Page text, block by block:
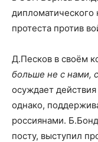
дипломатического
протеста против
Д.Песков в своём
больше не с нами,
осуждает
однако,
россиянами.
посту, выступил